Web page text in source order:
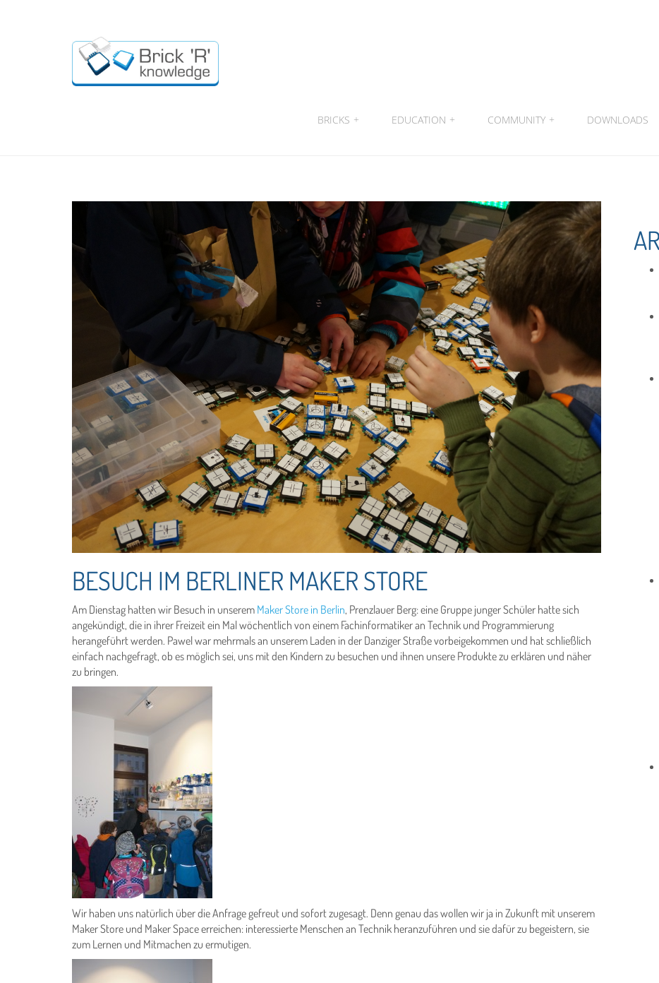
BRICKS + EDUCATION + COMMUNITY + DOWNLOADS
BESUCH IM BERLINER MAKER STORE
Am Dienstag hatten wir Besuch in unserem Maker Store in Berlin, Prenzlauer Berg: eine Gruppe junger Schüler hatte sich
angekündigt, die in ihrer Freizeit ein Mal wöchentlich von einem Fachinformatiker an Technik und Programmierung
herangeführt werden. Pawel war mehrmals an unserem Laden in der Danziger Straße vorbeigekommen und hat schließlich
einfach nachgefragt, ob es möglich sei, uns mit den Kindern zu besuchen und ihnen unsere Produkte zu erklären und näher
zu bringen.
Wir haben uns natürlich über die Anfrage gefreut und sofort zugesagt. Denn genau das wollen wir ja in Zukunft mit unserem
Maker Store und Maker Space erreichen: interessierte Menschen an Technik heranzuführen und sie dafür zu begeistern, sie
zum Lernen und Mitmachen zu ermutigen.